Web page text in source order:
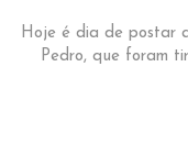
Hoje é dia de postar
Pedro, que foram